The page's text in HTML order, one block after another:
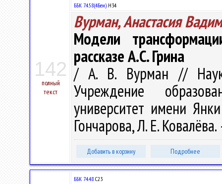
142
полный
текст
ББК 74.58(4Беи) Н34
Вурман, Анастасия
Модели
рассказе А.С. Грина
/ А. В. Вурман //
Учреждение
университет имени
Гончарова, Л. Е.
Добавить в корзину Подробнее
ББК 74.48 С23